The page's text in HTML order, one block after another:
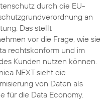
durch die EU-
an
Das stellt
vor die Frage, wie sie
rechtskonform und im
Kunden nutzen können.
NEXT sieht die
von Daten als
für die Data Economy.